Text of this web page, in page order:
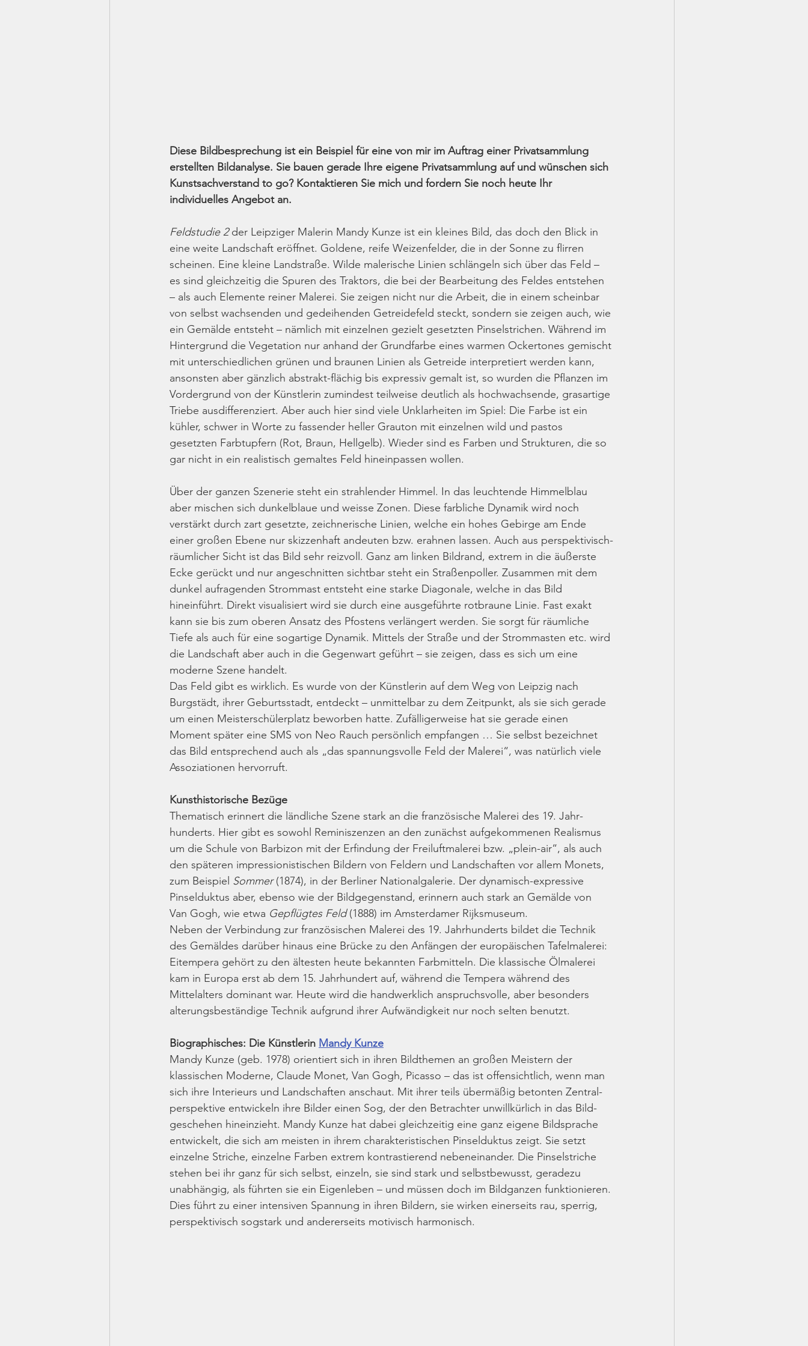
Diese Bildbesprechung ist ein Beispiel für eine von mir im Auftrag einer Privatsammlung
erstellten Bildanalyse. Sie bauen gerade Ihre eigene Privatsammlung auf und wünschen sich
Kunstsachverstand to go? Kontaktieren Sie mich und fordern Sie noch heute Ihr
individuelles Angebot an.
Feldstudie 2 der Leipziger Malerin Mandy Kunze ist ein kleines Bild, das doch den Blick in
eine weite Landschaft eröffnet. Goldene, reife Weizenfelder, die in der Sonne zu flirren
scheinen. Eine kleine Landstraße. Wilde malerische Linien schlängeln sich über das Feld –
es sind gleichzeitig die Spuren des Traktors, die bei der Bearbeitung des Feldes entstehen
– als auch Elemente reiner Malerei. Sie zeigen nicht nur die Arbeit, die in einem scheinbar
von selbst wachsenden und gedeihenden Getreidefeld steckt, sondern sie zeigen auch, wie
ein Gemälde entsteht – nämlich mit einzelnen gezielt gesetzten Pinselstrichen. Während im
Hintergrund die Vegetation nur anhand der Grundfarbe eines warmen Ockertones gemischt
mit unterschiedlichen grünen und braunen Linien als Getreide interpretiert werden kann,
ansonsten aber gänzlich abstrakt-flächig bis expressiv gemalt ist, so wurden die Pflanzen im
Vordergrund von der Künstlerin zumindest teilweise deutlich als hochwachsende, grasartige
Triebe ausdifferenziert. Aber auch hier sind viele Unklarheiten im Spiel: Die Farbe ist ein
kühler, schwer in Worte zu fassender heller Grauton mit einzelnen wild und pastos
gesetzten Farbtupfern (Rot, Braun, Hellgelb). Wieder sind es Farben und Strukturen, die so
gar nicht in ein realistisch gemaltes Feld hineinpassen wollen.
Über der ganzen Szenerie steht ein strahlender Himmel. In das leuchtende Himmelblau
aber mischen sich dunkelblaue und weisse Zonen. Diese farbliche Dynamik wird noch
verstärkt durch zart gesetzte, zeichnerische Linien, welche ein hohes Gebirge am Ende
einer großen Ebene nur skizzenhaft andeuten bzw. erahnen lassen. Auch aus perspek­tivisch-
räumlicher Sicht ist das Bild sehr reizvoll. Ganz am linken Bildrand, extrem in die äußerste
Ecke gerückt und nur angeschnitten sichtbar steht ein Straßenpoller. Zusammen mit dem
dunkel aufragenden Strommast entsteht eine starke Diagonale, welche in das Bild
hineinführt. Direkt visualisiert wird sie durch eine ausgeführte rotbraune Linie. Fast exakt
kann sie bis zum oberen Ansatz des Pfostens verlängert werden. Sie sorgt für räumliche
Tiefe als auch für eine sogartige Dynamik. Mittels der Straße und der Strommasten etc. wird
die Landschaft aber auch in die Gegenwart geführt – sie zeigen, dass es sich um eine
moderne Szene handelt.
Das Feld gibt es wirklich. Es wurde von der Künstlerin auf dem Weg von Leipzig nach
Burgstädt, ihrer Geburtsstadt, entdeckt – unmittelbar zu dem Zeitpunkt, als sie sich gerade
um einen Meisterschülerplatz beworben hatte. Zufälligerweise hat sie gerade einen
Moment später eine SMS von Neo Rauch persönlich empfangen … Sie selbst bezeichnet
das Bild entsprechend auch als „das spannungsvolle Feld der Malerei“, was natürlich viele
Assoziationen hervorruft.
Kunsthistorische Bezüge
Thematisch erinnert die ländliche Szene stark an die französische Malerei des 19. Jahr­
hunderts. Hier gibt es sowohl Reminiszenzen an den zunächst aufgekommenen Rea­lismus
um die Schule von Barbizon mit der Erfindung der Freiluftmalerei bzw. „plein-air“, als auch
den späteren impressionis­tischen Bildern von Feldern und Land­schaften vor allem Monets,
zum Beispiel Sommer (1874), in der Berliner National­galerie. Der dynamisch-expressive
Pinselduktus aber, ebenso wie der Bild­gegen­stand, erinnern auch stark an Gemälde von
Van Gogh, wie etwa Gepflügtes Feld (1888) im Amsterdamer Rijks­museum.
Neben der Verbindung zur französischen Malerei des 19. Jahrhunderts bildet die Tech­nik
des Gemäldes darüber hinaus eine Brücke zu den Anfängen der europäischen Tafel­malerei:
Eitempera gehört zu den ältesten heute bekannten Farbmitteln. Die klassische Ölmalerei
kam in Europa erst ab dem 15. Jahrhundert auf, während die Tempera während des
Mittelalters dominant war. Heute wird die handwerklich anspruchsvolle, aber besonders
alterungsbeständige Technik aufgrund ihrer Aufwändigkeit nur noch selten benutzt.
Biographisches: Die Künstlerin Mandy Kunze
Mandy Kunze (geb. 1978) orientiert sich in ihren Bildthemen an großen Meistern der
klassischen Moderne, Claude Monet, Van Gogh, Picasso – das ist offensichtlich, wenn man
sich ihre Interieurs und Landschaften anschaut. Mit ihrer teils übermäßig betonten Zentral­
perspektive entwickeln ihre Bilder einen Sog, der den Betrachter unwillkürlich in das Bild­
geschehen hineinzieht. Mandy Kunze hat dabei gleichzeitig eine ganz eigene Bild­sprache
entwickelt, die sich am meisten in ihrem charakteristischen Pinselduktus zeigt. Sie setzt
einzelne Striche, einzelne Farben extrem kontrastierend nebeneinander. Die Pinselstriche
stehen bei ihr ganz für sich selbst, einzeln, sie sind stark und selbstbe­wusst, geradezu
unabhängig, als führten sie ein Eigenleben – und müssen doch im Bild­ganzen funktionieren.
Dies führt zu einer intensiven Spannung in ihren Bildern, sie wirken einerseits rau, sperrig,
perspektivisch sogstark und andererseits motivisch harmonisch.